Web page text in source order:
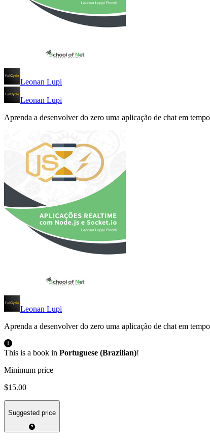
Leonan Lupi
Leonan Lupi
Aprenda a desenvolver do zero uma aplicação de chat em
Leonan Lupi
Aprenda a desenvolver do zero uma aplicação de chat em
This is a book in Portuguese (Brazilian)!
Minimum price
$15.00
Suggested price